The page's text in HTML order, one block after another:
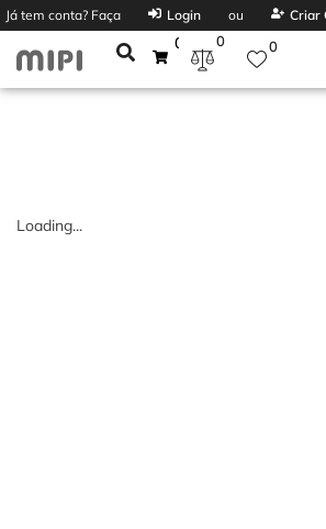
Já tem conta? Faça Login ou Criar
0 0 0
Loading...